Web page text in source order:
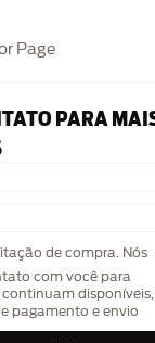
Page
PARA
de compra. Nós
com você para
disponíveis,
pagamento e envio